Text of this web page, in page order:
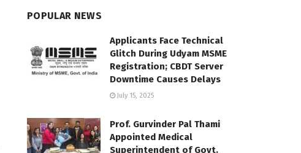
POPULAR NEWS
Applicants Face Technical
Glitch During Udyam MSME
Registration; CBDT Server
Downtime Causes Delays
July 15, 2025
Prof. Gurvinder Pal Thami
Appointed Medical
Superintendent of Govt.